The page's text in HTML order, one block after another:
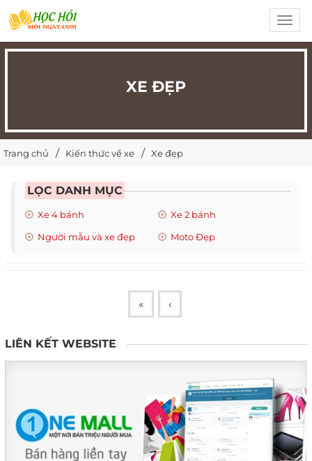
XE ĐẸP
Trang chủ Kiến thức về xe Xe đẹp
LỌC DANH MỤC
Xe 4 bánh
Xe 2 bánh
Người mẫu và xe đẹp
Moto Đẹp
« ‹
LIÊN KẾT WEBSITE